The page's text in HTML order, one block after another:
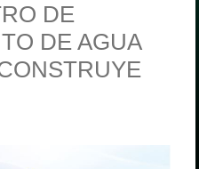
DE
DE AGUA